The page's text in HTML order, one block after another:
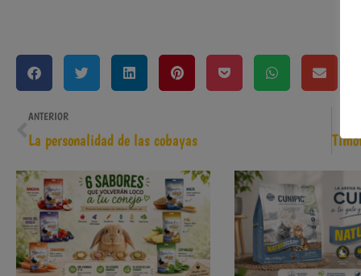
ANTERIOR
La personalidad de las cobayas